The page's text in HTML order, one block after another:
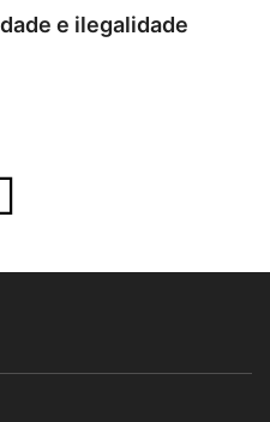
e ilegalidade